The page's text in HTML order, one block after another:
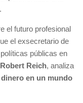
el futuro profesional
el exsecretario de
públicas en
Robert Reich, analiza
en un mundo